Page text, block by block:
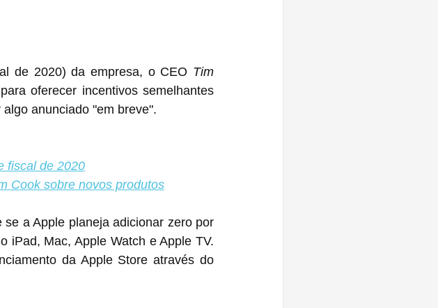
de 2020) da empresa, o CEO Tim
oferecer incentivos semelhantes
anunciado "em breve".
fiscal de 2020
Cook sobre novos produtos
a Apple planeja adicionar zero por
iPad, Mac, Apple Watch e Apple TV.
da Apple Store através do